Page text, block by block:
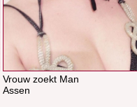
Vrouw zoekt Man
Assen